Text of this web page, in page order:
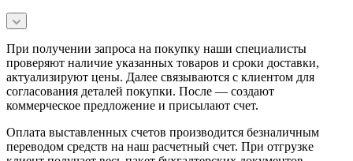
При получении запроса на покупку наши специалисты
проверяют наличие указанных товаров и сроки доставки,
актуализируют цены. Далее связываются с клиентом для
согласования деталей покупки. После — создают
коммерческое предложение и присылают счет.
Оплата выставленных счетов производится безналичным
переводом средств на наш расчетный счет. При отгрузке